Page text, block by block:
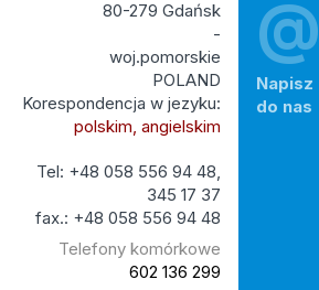
80-279 Gdańsk
-
woj.pomorskie
POLAND
Korespondencja w jezyku:
polskim, angielskim
Tel: +48 058 556 94 48,
345 17 37
fax.: +48 058 556 94 48
Telefony komórkowe
602 136 299
@
Napisz
do nas